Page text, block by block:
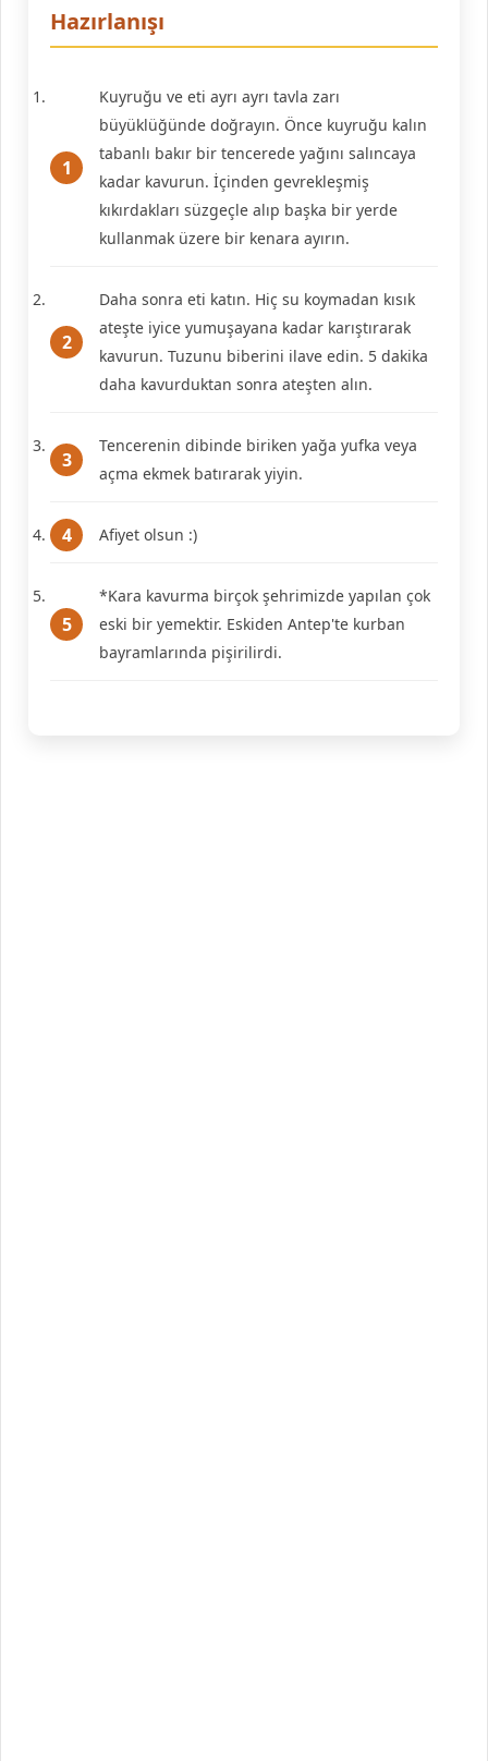
Hazırlanışı
Kuyruğu ve eti ayrı ayrı tavla zarı
büyüklüğünde doğrayın. Önce kuyruğu kalın
tabanlı bakır bir tencerede yağını salıncaya
kadar kavurun. İçinden gevrekleşmiş
kıkırdakları süzgeçle alıp başka bir yerde
kullanmak üzere bir kenara ayırın.
Daha sonra eti katın. Hiç su koymadan kısık
ateşte iyice yumuşayana kadar karıştırarak
kavurun. Tuzunu biberini ilave edin. 5 dakika
daha kavurduktan sonra ateşten alın.
Tencerenin dibinde biriken yağa yufka veya
açma ekmek batırarak yiyin.
Afiyet olsun :)
*Kara kavurma birçok şehrimizde yapılan çok
eski bir yemektir. Eskiden Antep'te kurban
bayramlarında pişirilirdi.